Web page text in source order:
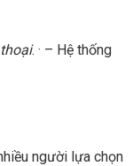
. · – Hệ thống
người lựa chọn